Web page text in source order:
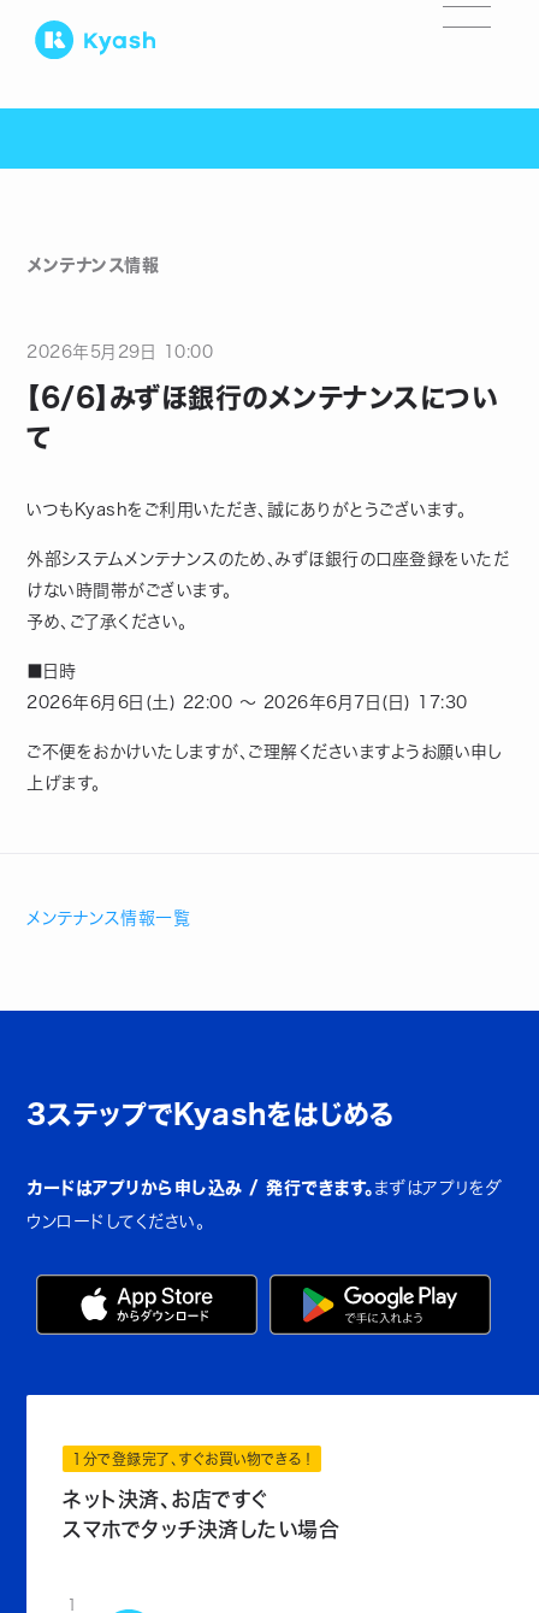
メンテナンス情報
2026年 5月 29 日 10:00
【6/6】みずほ銀行のメンテナンスについ
て
いつもKyashをご利用いただき、誠にありがとうございます。
外部システムメンテナンスのため、みずほ銀行の口座登録をいただ
けない時間帯がございます。
予め、ご了承ください。
■日時
2026年6月6日(土) 22:00 ～ 2026年6月7日(日) 17:30
ご不便をおかけいたしますが、ご理解くださいますようお願い申し
上げます。
メンテナンス情報一覧
3ステップでKyashをはじめる
カードはアプリから申し込み / 発行できます。 まずはアプリをダ
ウンロードしてください。
1分で登録完了、すぐお買い物できる！
ネット決済、お店ですぐ
スマホでタッチ決済したい場合
1